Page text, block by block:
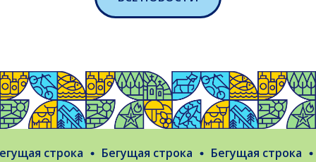
строка Бегущая строка Бегущая строка